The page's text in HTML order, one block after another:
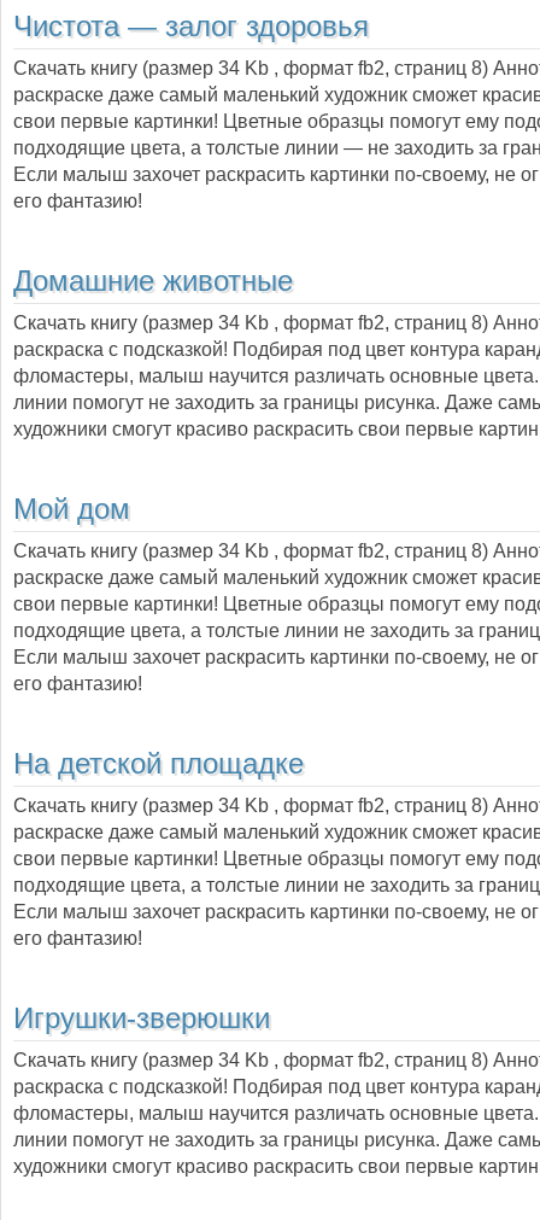
Чистота — залог здоровья
Скачать книгу (размер 34 Kb , формат fb2, страниц 8)
раскраске даже самый маленький художник сможет
свои первые картинки! Цветные образцы помогут ему
подходящие цвета, а толстые линии — не заходить за
Если малыш захочет раскрасить картинки по-своему, не
его фантазию!
Домашние животные
Скачать книгу (размер 34 Kb , формат fb2, страниц 8)
раскраска с подсказкой! Подбирая под цвет контура
фломастеры, малыш научится различать основные
линии помогут не заходить за границы рисунка. Даже
художники смогут красиво раскрасить свои первые
Мой дом
Скачать книгу (размер 34 Kb , формат fb2, страниц 8)
раскраске даже самый маленький художник сможет
свои первые картинки! Цветные образцы помогут ему
подходящие цвета, а толстые линии не заходить за
Если малыш захочет раскрасить картинки по-своему, не
его фантазию!
На детской площадке
Скачать книгу (размер 34 Kb , формат fb2, страниц 8)
раскраске даже самый маленький художник сможет
свои первые картинки! Цветные образцы помогут ему
подходящие цвета, а толстые линии не заходить за
Если малыш захочет раскрасить картинки по-своему, не
его фантазию!
Игрушки-зверюшки
Скачать книгу (размер 34 Kb , формат fb2, страниц 8)
раскраска с подсказкой! Подбирая под цвет контура
фломастеры, малыш научится различать основные
линии помогут не заходить за границы рисунка. Даже
художники смогут красиво раскрасить свои первые